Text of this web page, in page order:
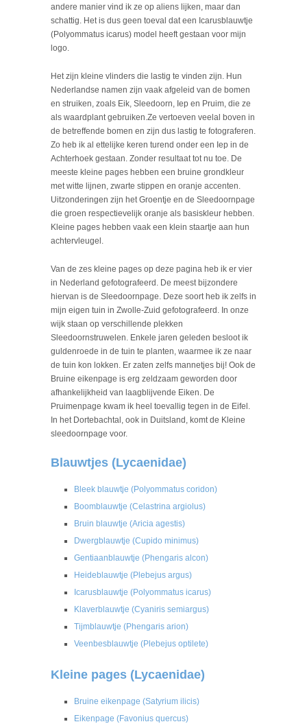
andere manier vind ik ze op aliens lijken, maar dan
schattig. Het is dus geen toeval dat een Icarusblauwtje
(Polyommatus icarus) model heeft gestaan voor mijn
logo.
Het zijn kleine vlinders die lastig te vinden zijn. Hun
Nederlandse namen zijn vaak afgeleid van de bomen
en struiken, zoals Eik, Sleedoorn, Iep en Pruim, die ze
als waardplant gebruiken.Ze vertoeven veelal boven in
de betreffende bomen en zijn dus lastig te fotograferen.
Zo heb ik al ettelijke keren turend onder een Iep in de
Achterhoek gestaan. Zonder resultaat tot nu toe. De
meeste kleine pages hebben een bruine grondkleur
met witte lijnen, zwarte stippen en oranje accenten.
Uitzonderingen zijn het Groentje en de Sleedoornpage
die groen respectievelijk oranje als basiskleur hebben.
Kleine pages hebben vaak een klein staartje aan hun
achtervleugel.
Van de zes kleine pages op deze pagina heb ik er vier
in Nederland gefotografeerd. De meest bijzondere
hiervan is de Sleedoornpage. Deze soort heb ik zelfs in
mijn eigen tuin in Zwolle-Zuid gefotografeerd. In onze
wijk staan op verschillende plekken
Sleedoornstruwelen. Enkele jaren geleden besloot ik
guldenroede in de tuin te planten, waarmee ik ze naar
de tuin kon lokken. Er zaten zelfs mannetjes bij! Ook de
Bruine eikenpage is erg zeldzaam geworden door
afhankelijkheid van laagblijvende Eiken. De
Pruimenpage kwam ik heel toevallig tegen in de Eifel.
In het Dortebachtal, ook in Duitsland, komt de Kleine
sleedoornpage voor.
Blauwtjes (Lycaenidae)
Bleek blauwtje (Polyommatus coridon)
Boomblauwtje (Celastrina argiolus)
Bruin blauwtje (Aricia agestis)
Dwergblauwtje (Cupido minimus)
Gentiaanblauwtje (Phengaris alcon)
Heideblauwtje (Plebejus argus)
Icarusblauwtje (Polyommatus icarus)
Klaverblauwtje (Cyaniris semiargus)
Tijmblauwtje (Phengaris arion)
Veenbesblauwtje (Plebejus optilete)
Kleine pages (Lycaenidae)
Bruine eikenpage (Satyrium ilicis)
Eikenpage (Favonius quercus)